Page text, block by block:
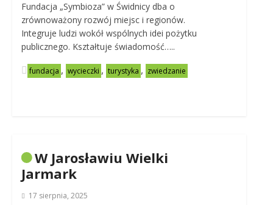
Fundacja „Symbioza” w Świdnicy dba o
zrównoważony rozwój miejsc i regionów.
Integruje ludzi wokół wspólnych idei pożytku
publicznego. Kształtuje świadomość…..
fundacja , wycieczki , turystyka , zwiedzanie
W Jarosławiu Wielki
Jarmark
17 sierpnia, 2025